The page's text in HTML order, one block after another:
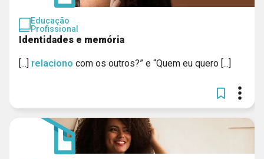
Educação
Profissional
Identidades e memória
[...] relaciono com os outros?” e “Quem eu quero [...]